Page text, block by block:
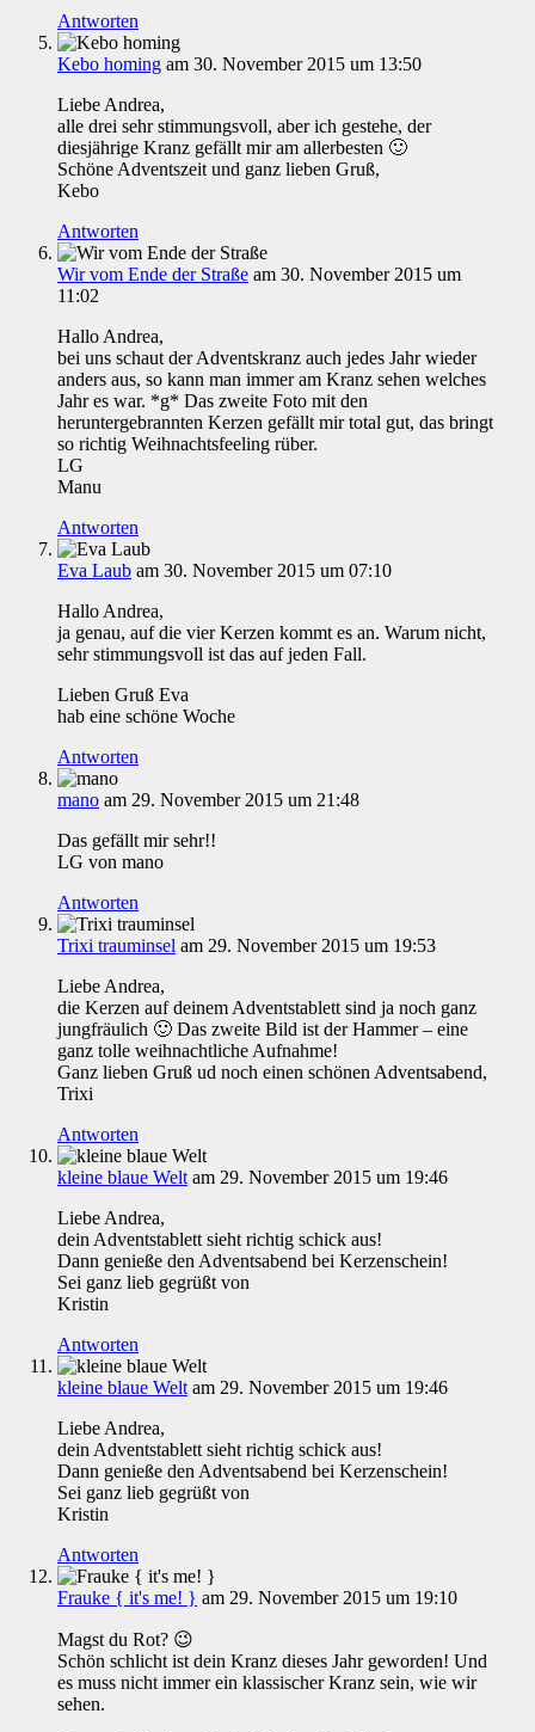
Antworten
Kebo homing am 30. November 2015 um 13:50
Liebe Andrea,
alle drei sehr stimmungsvoll, aber ich gestehe, der
diesjährige Kranz gefällt mir am allerbesten 🙂
Schöne Adventszeit und ganz lieben Gruß,
Kebo
Antworten
Wir vom Ende der Straße am 30. November 2015 um
11:02
Hallo Andrea,
bei uns schaut der Adventskranz auch jedes Jahr wieder
anders aus, so kann man immer am Kranz sehen welches
Jahr es war. *g* Das zweite Foto mit den
heruntergebrannten Kerzen gefällt mir total gut, das bringt
so richtig Weihnachtsfeeling rüber.
LG
Manu
Antworten
Eva Laub am 30. November 2015 um 07:10
Hallo Andrea,
ja genau, auf die vier Kerzen kommt es an. Warum nicht,
sehr stimmungsvoll ist das auf jeden Fall.
Lieben Gruß Eva
hab eine schöne Woche
Antworten
mano am 29. November 2015 um 21:48
Das gefällt mir sehr!!
LG von mano
Antworten
Trixi trauminsel am 29. November 2015 um 19:53
Liebe Andrea,
die Kerzen auf deinem Adventstablett sind ja noch ganz
jungfräulich 🙂 Das zweite Bild ist der Hammer – eine
ganz tolle weihnachtliche Aufnahme!
Ganz lieben Gruß ud noch einen schönen Adventsabend,
Trixi
Antworten
kleine blaue Welt am 29. November 2015 um 19:46
Liebe Andrea,
dein Adventstablett sieht richtig schick aus!
Dann genieße den Adventsabend bei Kerzenschein!
Sei ganz lieb gegrüßt von
Kristin
Antworten
kleine blaue Welt am 29. November 2015 um 19:46
Liebe Andrea,
dein Adventstablett sieht richtig schick aus!
Dann genieße den Adventsabend bei Kerzenschein!
Sei ganz lieb gegrüßt von
Kristin
Antworten
Frauke { it's me! } am 29. November 2015 um 19:10
Magst du Rot? 😉
Schön schlicht ist dein Kranz dieses Jahr geworden! Und
es muss nicht immer ein klassischer Kranz sein, wie wir
sehen.